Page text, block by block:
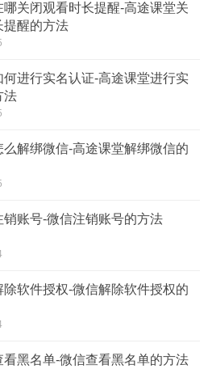
哪关闭观看时长提醒-高途课堂关
提醒的方法
何进行实名认证-高途课堂进行实
法
么解绑微信-高途课堂解绑微信的
销账号-微信注销账号的方法
除软件授权-微信解除软件授权的
看黑名单-微信查看黑名单的方法